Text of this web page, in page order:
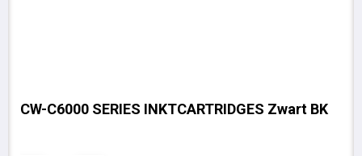
CW-C6000 SERIES INKTCARTRIDGES Zwart BK